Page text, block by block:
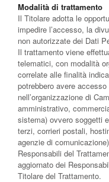
Modalità di trattamento
Il Titolare adotta le
impedire l’accesso, la
non autorizzate dei Dati
Il trattamento viene
telematici, con modalità
correlate alle finalità
potrebbero avere
nell’organizzazione di
amministrativo,
sistema) ovvero soggetti
terzi, corrieri postali,
agenzie di
Responsabili del
aggiornato dei
Titolare del Trattamento.